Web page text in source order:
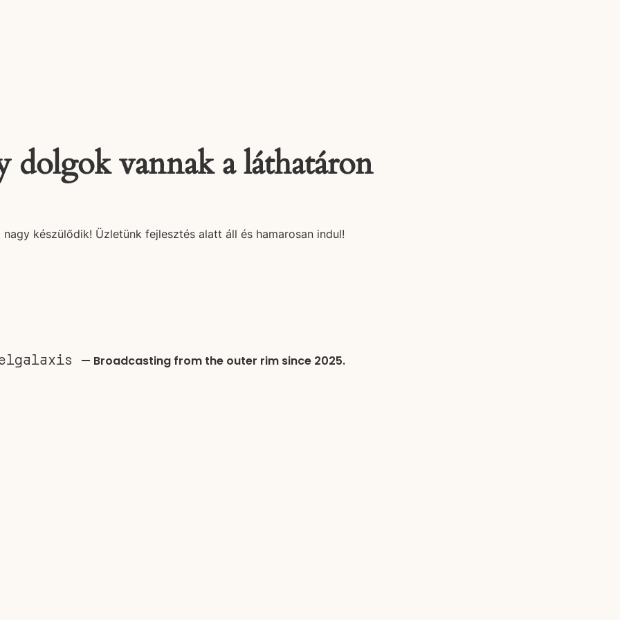
dolgok vannak a láthatáron
nagy készülődik! Üzletünk fejlesztés alatt áll és hamarosan indul!
— Broadcasting from the outer rim since 2025.